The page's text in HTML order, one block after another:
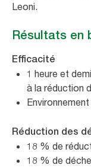
Leoni.
Résultats en
Efficacité
1 heure et
à la réduction
Réduction des
18 % de
18 % de